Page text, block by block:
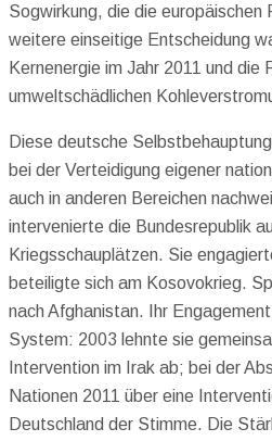
Sogwirkung, die die europäischen
weitere einseitige Entscheidung
Kernenergie im Jahr 2011 und die
umweltschädlichen
Diese deutsche
bei der Verteidigung eigener
auch in anderen Bereichen
intervenierte die Bundesrepublik
Kriegsschauplätzen. Sie
beteiligte sich am Kosovokrieg.
nach Afghanistan. Ihr
System: 2003 lehnte sie
Intervention im Irak ab; bei der
Nationen 2011 über eine
Deutschland der Stimme. Die